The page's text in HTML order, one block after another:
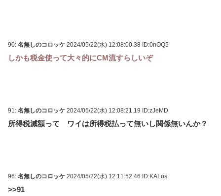
90: 名無しのコロッケ 2024/05/22(水) 12:08:00.38 ID:0nOQ5
しかも税金使って大々的にCM流すらしいぞ
91: 名無しのコロッケ 2024/05/22(水) 12:08:21.19 ID:zJeMD
所得税減額って ワイは所得税払って無いし関係無いんか？
96: 名無しのコロッケ 2024/05/22(水) 12:11:52.46 ID:KALos
>>91